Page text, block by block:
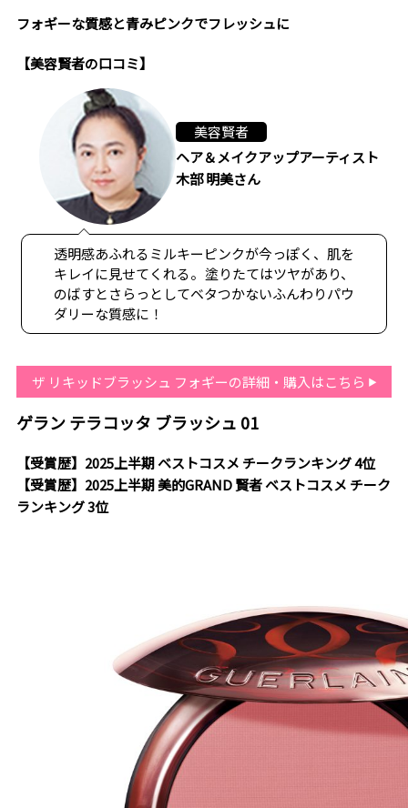
フォギーな質感と青みピンクでフレッシュに
【美容賢者の口コミ】
美容賢者
ヘア＆メイクアップアーティスト
木部 明美さん
透明感あふれるミルキーピンクが今っぽく、肌を
キレイに見せてくれる。塗りたてはツヤがあり、
のばすとさらっとしてベタつかないふんわりパウ
ダリーな質感に！
ザ リキッドブラッシュ フォギーの詳細・購入はこちら
ゲラン テラコッタ ブラッシュ 01
【受賞歴】2025上半期 ベストコスメ チークランキング 4位
【受賞歴】2025上半期 美的GRAND 賢者 ベストコスメ チーク
ランキング 3位